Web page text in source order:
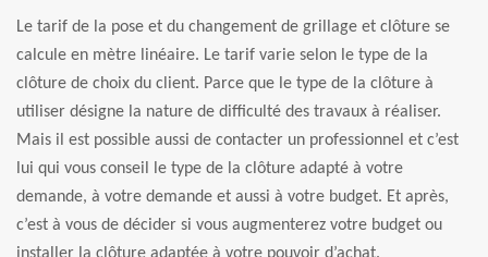
Le tarif de la pose et du changement de grillage et clôture se
calcule en mètre linéaire. Le tarif varie selon le type de la
clôture de choix du client. Parce que le type de la clôture à
utiliser désigne la nature de difficulté des travaux à réaliser.
Mais il est possible aussi de contacter un professionnel et c’est
lui qui vous conseil le type de la clôture adapté à votre
demande, à votre demande et aussi à votre budget. Et après,
c’est à vous de décider si vous augmenterez votre budget ou